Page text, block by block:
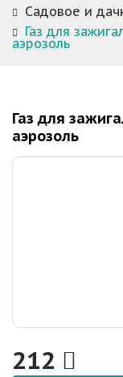
Садовое и
Газ для
аэрозоль
Газ для
аэрозоль
212